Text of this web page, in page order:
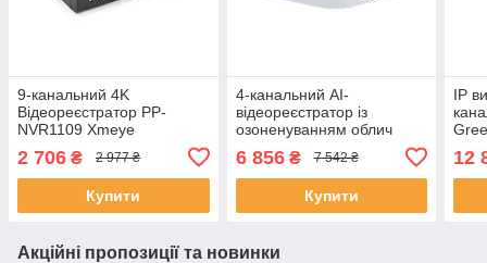
9-канальний 4K
Відеореєстратор PP-
NVR1109 Xmeye
2 706 ₴ 2 977 ₴
Купити
4-канальний AI-
відеореєстратор із
озоненуванням облич
ЕКОБОКС
6 856₴ 7 542 ₴
Купити
IP
12
Акційні пропозиції та новинки